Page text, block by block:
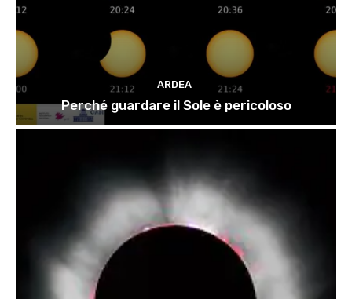
ARDEA
Perché guardare il Sole è pericoloso